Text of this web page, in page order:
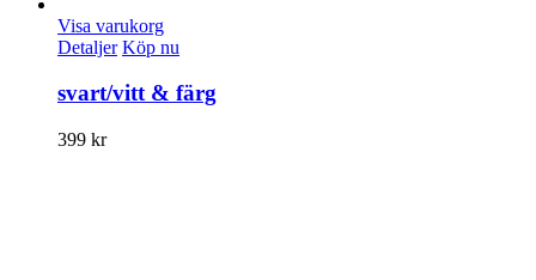
Visa varukorg
Detaljer Köp nu
svart/vitt & färg
399 kr